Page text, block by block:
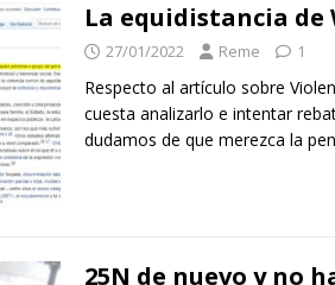
La equidistancia de
27/01/2022 Reme 1
Respecto al artículo sobre
cuesta analizarlo e intentar
dudamos de que merezca la
25N de nuevo y no